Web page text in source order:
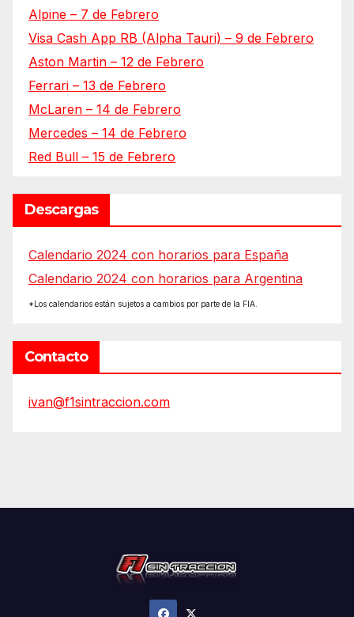
Alpine – 7 de Febrero
Visa Cash App RB (Alpha Tauri) – 9 de Febrero
Aston Martin – 12 de Febrero
Ferrari – 13 de Febrero
McLaren – 14 de Febrero
Mercedes – 14 de Febrero
Red Bull – 15 de Febrero
Descargas
Calendario 2024 con horarios para España
Calendario 2024 con horarios para Argentina
*Los calendarios están sujetos a cambios por parte de la FIA.
Contacto
ivan@f1sintraccion.com